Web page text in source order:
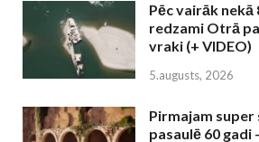
Pēc vairāk nekā
redzami Otrā
vraki (+ VIDEO)
5.augusts, 2026
Pirmajam
pasaulē 60 gadi